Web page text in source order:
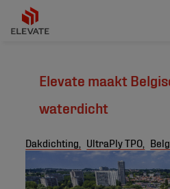
Elevate maakt
waterdicht
Dakdichting, UltraPly TPO,